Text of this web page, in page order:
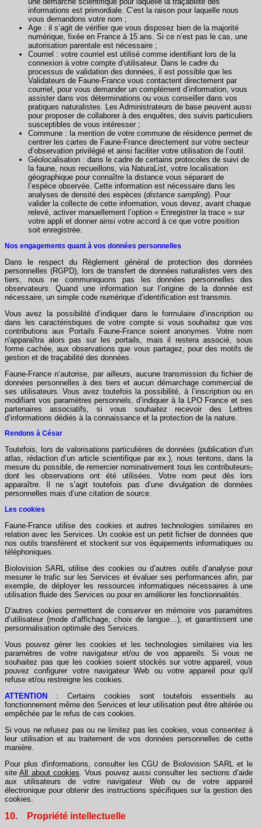
informations est primordiale. C’est la raison pour laquelle nous
vous demandons votre nom ;
Age : il s’agit de vérifier que vous disposez bien de la majorité
numérique, fixée en France à 15 ans. Si ce n’est pas le cas, une
autorisation parentale est nécessaire ;
Courriel : votre courriel est utilisé comme identifiant lors de la
connexion à votre compte d’utilisateur. Dans le cadre du
processus de validation des données, il est possible que les
Validateurs de Faune-France vous contactent directement par
courriel, pour vous demander un complément d’information, vous
assister dans vos déterminations ou vous conseiller dans vos
pratiques naturalistes. Les Administrateurs de base peuvent aussi
pour proposer de collaborer à des enquêtes, des suivis particuliers
susceptibles de vous intéresser ;
Commune : la mention de votre commune de résidence permet de
centrer les cartes de Faune-France directement sur votre secteur
d’observation privilégié et ainsi faciliter votre utilisation de l’outil.
Géolocalisation : dans le cadre de certains protocoles de suivi de
la faune, nous recueillons, via NaturaList, votre localisation
géographique pour connaître la distance vous séparant de
l’espèce observée. Cette information est nécessaire dans les
analyses de densité des espèces (distance sampling). Pour
valider la collecte de cette information, vous devez, avant chaque
relevé, activer manuellement l’option « Enregistrer la trace » sur
votre appli et donner ainsi votre accord à ce que votre position
soit enregistrée.
Nos engagements quant à vos données personnelles
Dans le respect du Règlement général de protection des données
personnelles (RGPD), lors de transfert de données naturalistes vers des
tiers, nous ne communiquons pas les données personnelles des
observateurs. Quand une information sur l’origine de la donnée est
nécessaire, un simple code numérique d’identification est transmis.
Vous avez la possibilité d’indiquer dans le formulaire d’inscription ou
dans les caractéristiques de votre compte si vous souhaitez que vos
contributions aux Portails Faune-France soient anonymes. Votre nom
n'apparaîtra alors pas sur les portails, mais il restera associé, sous
forme cachée, aux observations que vous partagez, pour des motifs de
gestion et de traçabilité des données.
Faune-France n’autorise, par ailleurs, aucune transmission du fichier de
données personnelles à des tiers et aucun démarchage commercial de
ses utilisateurs. Vous avez toutefois la possibilité, à l’inscription ou en
modifiant vos paramètres personnels, d’indiquer à la LPO France et ses
partenaires associatifs, si vous souhaitez recevoir des Lettres
d’informations dédiés à la connaissance et la protection de la nature.
Rendons à César
Toutefois, lors de valorisations particulières de données (publication d’un
atlas, rédaction d’un article scientifique par ex.), nous tentons, dans la
mesure du possible, de remercier nominativement tous les contributeurs,
dont les observations ont été utilisées. Votre nom peut dès lors
apparaître. Il ne s’agit toutefois pas d’une divulgation de données
personnelles mais d’une citation de source.
Les cookies
Faune-France utilise des cookies et autres technologies similaires en
relation avec les Services. Un cookie est un petit fichier de données que
nos outils transfèrent et stockent sur vos équipements informatiques ou
téléphoniques.
Biolovision SARL utilise des cookies ou d’autres outils d’analyse pour
mesurer le trafic sur les Services et évaluer ses performances afin, par
exemple, de déployer les ressources informatiques nécessaires à une
utilisation fluide des Services ou pour en améliorer les fonctionnalités.
D’autres cookies permettent de conserver en mémoire vos paramètres
d’utilisateur (mode d’affichage, choix de langue…), et garantissent une
personnalisation optimale des Services.
Vous pouvez gérer les cookies et les technologies similaires via les
paramètres de votre navigateur et/ou de vos appareils. Si vous ne
souhaitez pas que les cookies soient stockés sur votre appareil, vous
pouvez configurer votre navigateur Web ou votre appareil pour qu'il
refuse et/ou restreigne les cookies.
ATTENTION
: Certains cookies sont toutefois essentiels au
fonctionnement même des Services et leur utilisation peut être altérée ou
empêchée par le refus de ces cookies.
Si vous ne refusez pas ou ne limitez pas les cookies, vous consentez à
leur utilisation et au traitement de vos données personnelles de cette
manière.
Pour plus d'informations, consulter les CGU de Biolovision SARL et le
siteAll about cookies . Vous pouvez aussi consulter les sections d’aide
aux utilisateurs de votre navigateur Web ou de votre appareil
électronique pour obtenir des instructions spécifiques sur la gestion des
cookies.
10. Propriété intellectuelle